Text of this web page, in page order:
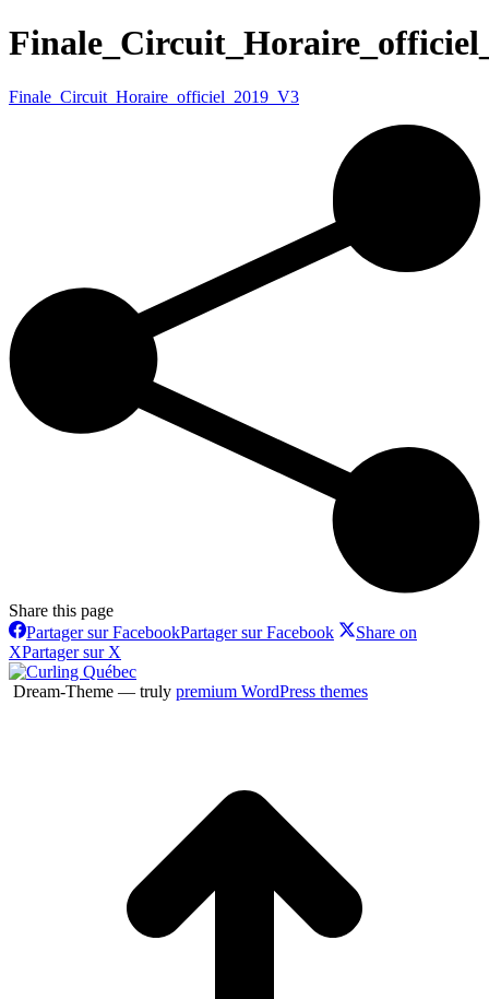
Finale_Circuit_Horaire_officiel_2019_V3
Share this page
Partager sur FacebookPartager sur Facebook
Share on
XPartager sur X
Dream-Theme — truly premium WordPress themes